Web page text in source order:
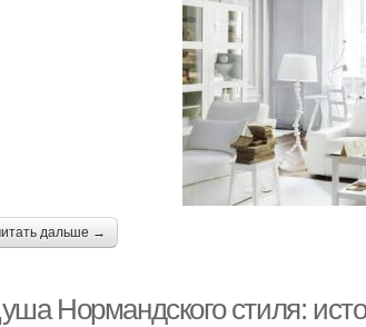
дальше →
Нормандского стиля: